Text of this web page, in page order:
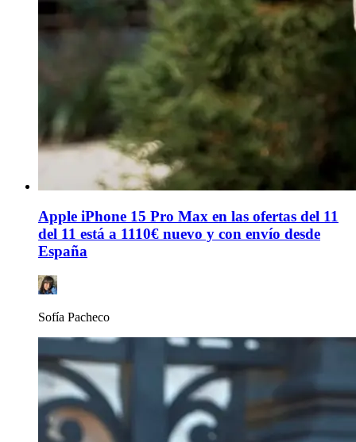
Apple iPhone 15 Pro Max en las ofertas del 11
del 11 está a 1110€ nuevo y con envío desde
España
Sofía Pacheco